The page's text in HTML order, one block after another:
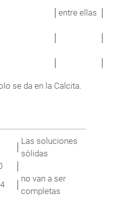
│entre ellas
se da en la Calcita.
Las soluciones
sólidas
no van a ser
completas